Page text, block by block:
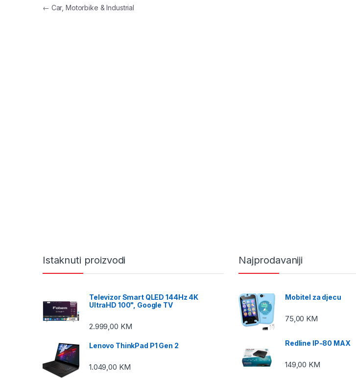
Navigacija članaka
← Car, Motorbike & Industrial
Istaknuti proizvodi
Televizor Smart QLED 144Hz 4K
UltraHD 100", Google TV
2.999,00 KM
Lenovo ThinkPad P1 Gen 2
1.049,00 KM
Najprodavaniji
Mobitel za djecu
75,00 KM
Redline IP-80 MAX
149,00 KM